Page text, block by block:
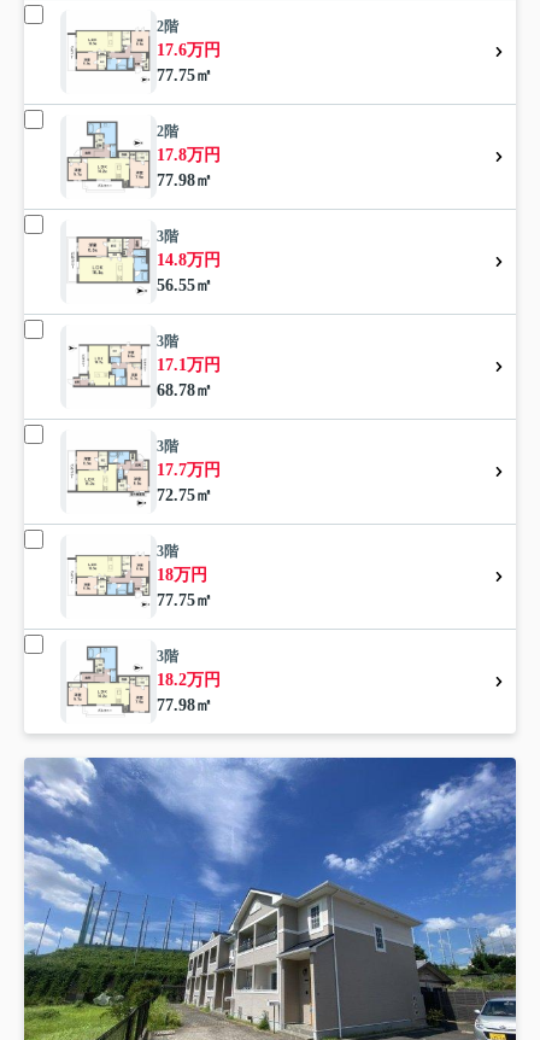
2階
17.6万円
77.75㎡
2階
17.8万円
77.98㎡
3階
14.8万円
56.55㎡
3階
17.1万円
68.78㎡
3階
17.7万円
72.75㎡
3階
18万円
77.75㎡
3階
18.2万円
77.98㎡